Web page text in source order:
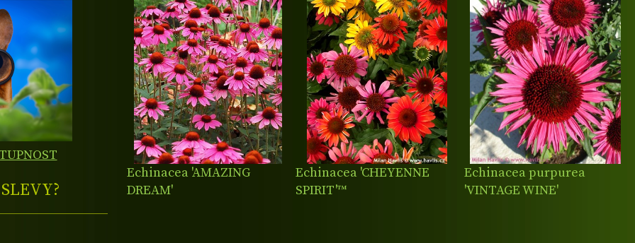
SLEVY?
Echinacea 'AMAZING
DREAM'
Echinacea 'CHEYENNE
SPIRIT'™
Echinacea purpurea
'VINTAGE WINE'